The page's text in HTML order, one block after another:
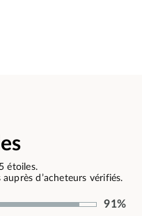
étoiles.
d’acheteurs vérifiés.
91%